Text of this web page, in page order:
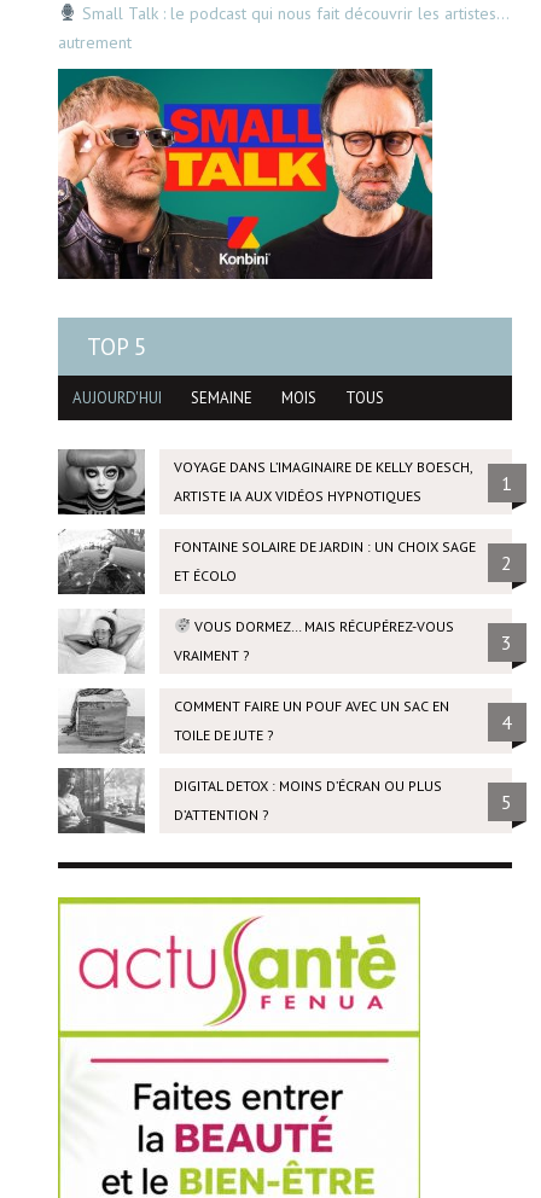
Small Talk : le podcast qui nous fait découvrir les artistes…
autrement
TOP 5
AUJOURD'HUI SEMAINE MOIS TOUS
VOYAGE DANS L’IMAGINAIRE DE KELLY BOESCH,
ARTISTE IA AUX VIDÉOS HYPNOTIQUES
1
FONTAINE SOLAIRE DE JARDIN : UN CHOIX SAGE
ET ÉCOLO
2
VOUS DORMEZ… MAIS RÉCUPÉREZ-VOUS
VRAIMENT ?
3
COMMENT FAIRE UN POUF AVEC UN SAC EN
TOILE DE JUTE ?
4
DIGITAL DETOX : MOINS D’ÉCRAN OU PLUS
D’ATTENTION ?
5